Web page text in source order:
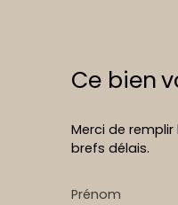
Ce bien
Merci de
brefs délais.
Prénom